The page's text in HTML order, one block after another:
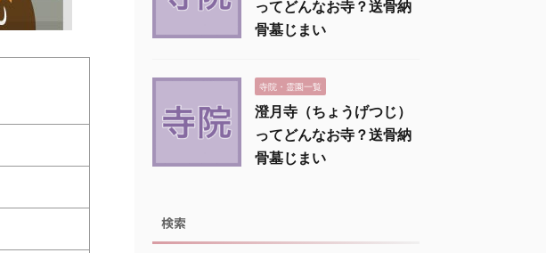
ってどんなお寺？送骨納
骨墓じまい
寺院・霊園一覧
澄月寺（ちょうげつじ）
ってどんなお寺？送骨納
骨墓じまい
検索